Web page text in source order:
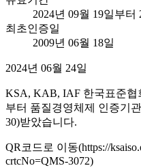
2024년 09월 19일부터
최초인증일
2009년 06월 18일
2024년 06월 24일
KSA, KAB, IAF 한국표준
부터 품질경영체제 인증기
30)받았습니다.
QR코드로 이동(https://
crtcNo=QMS-3072)